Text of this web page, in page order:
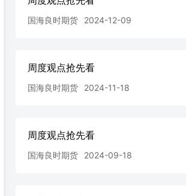
国海良时期货 2024-12-09
周度观点抢先看
国海良时期货 2024-11-18
周度观点抢先看
国海良时期货 2024-09-18